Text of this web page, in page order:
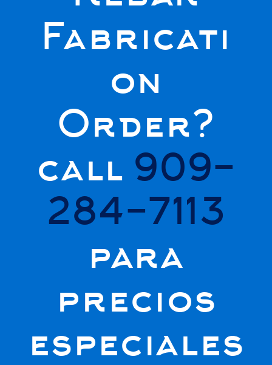
Fabricati
on
Order?
call 909-
284-7113
para
precios
especiales